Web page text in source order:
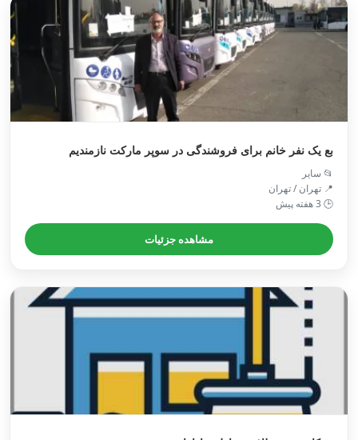
بع یک نفر خانم برای فروشندگی در سوپر مارکت نازمندیم
📂 سایر
📍 تهران / تهران
🕒 3 هفته پیش
مشاهده جزئیات